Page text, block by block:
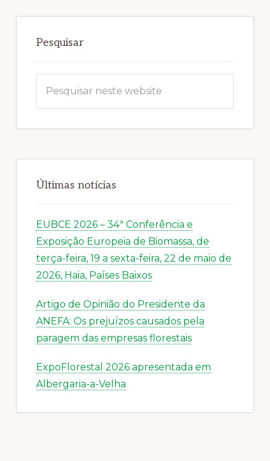
primária
Pesquisar
neste
Últimas notícias
EUBCE 2026 – 34ª Conferência e
Exposição Europeia de Biomassa, de
terça-feira, 19 a sexta-feira, 22 de maio de
2026, Haia, Países Baixos
Artigo de Opinião do Presidente da
ANEFA: Os prejuízos causados pela
paragem das empresas florestais
ExpoFlorestal 2026 apresentada em
Albergaria-a-Velha